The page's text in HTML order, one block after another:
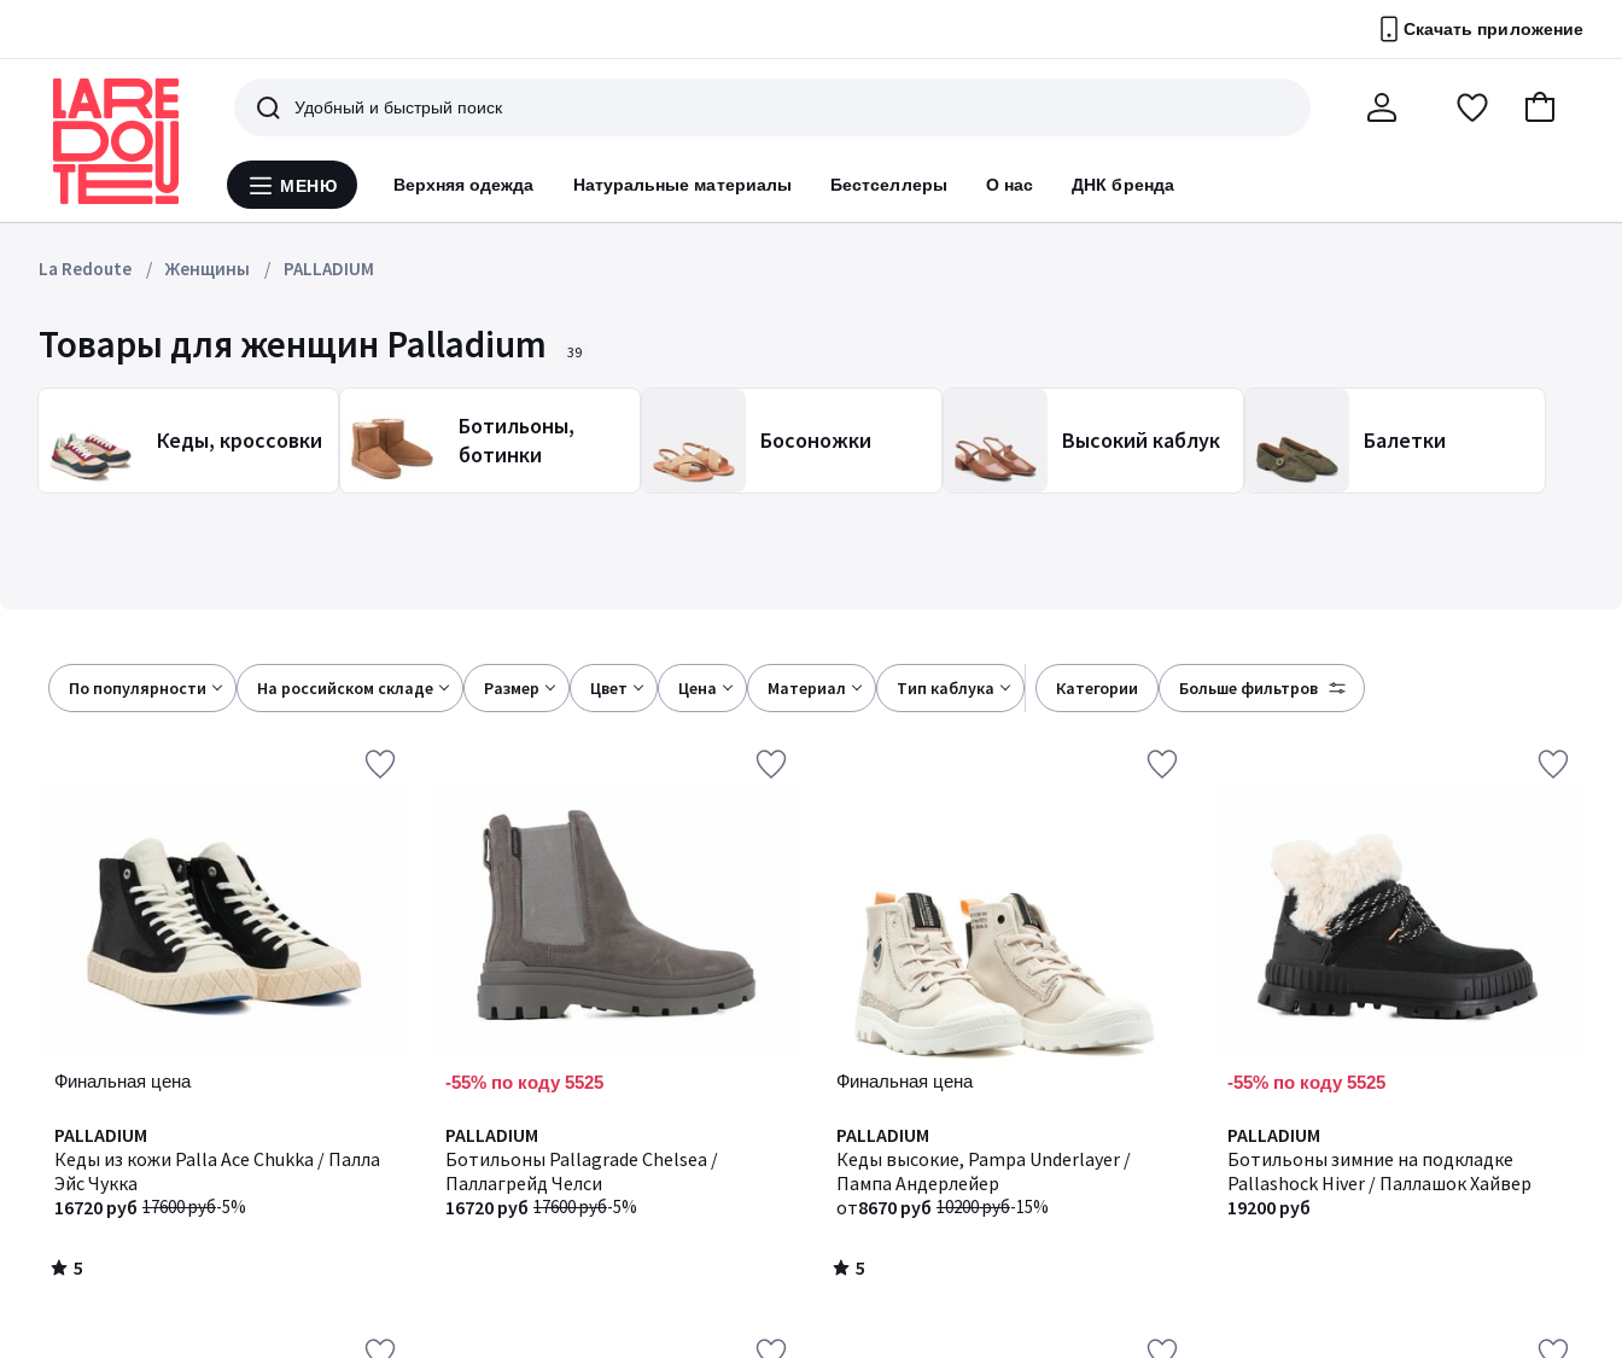
Скачать приложение
Меню
МЕНЮ Верхняя одежда Натуральные материалы Бестселлеры О нас ДНК бренда
Поиск
ПерейтиВ
La Redoute Женщины PALLADIUM
Товары для женщин Palladium 39
Кеды, кроссовки
Ботильоны,
ботинки
Босоножки Высокий каблук Балетки
По популярности на российском складе размер цвет цена материал тип каблука категории больше фильтров
Финальная цена
PALLADIUM
Кеды из кожи Palla Ace Chukka / Палла
Эйс Чукка
17600 руб-5%
16720 руб
5
/
5
5
/
-55% по коду 5525
PALLADIUM
Ботильоны Pallagrade Chelsea /
Паллагрейд Челси
17600 руб-5%
16720 руб
Финальная цена
PALLADIUM
Кеды высокие, Pampa Underlayer /
Пампа Андерлейер
10200 руб-15%
от8670 руб
5
/
5
5
/
-55% по коду 5525
PALLADIUM
Ботильоны зимние на подкладке
Pallashock Hiver / Паллашок Хайвер
19200 руб